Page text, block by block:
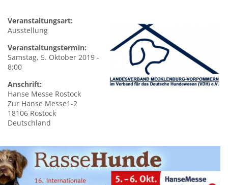
Veranstaltungsart:
Ausstellung
Veranstaltungstermin:
Samstag, 5. Oktober 2019 -
8:00
Anschrift:
Hanse Messe Rostock
Zur Hanse Messe1-2
18106 Rostock
Deutschland